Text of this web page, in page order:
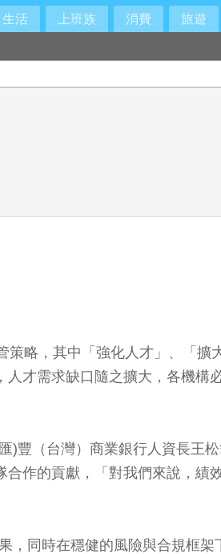
生活 上班族 消費 旅遊
策略，其中「強化人才」、「擴
才需求缺口隨之擴大，各機構
)豐（台灣）商業銀行人資長王
作的貢獻，「對我們來說，績
同時在穩健的風險與合規框架